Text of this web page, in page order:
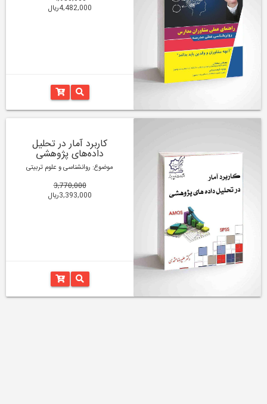
4,482,000ریال
کاربرد آمار در تحلیل
داده‌های پژوهشی
موضوع: روانشناسی و علوم تربیتی
3,770,000
3,393,000ریال